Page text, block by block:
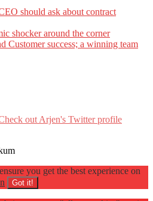
should ask about contract
shocker around the corner
Customer success; a winning team
you get the best experience on
Got it!